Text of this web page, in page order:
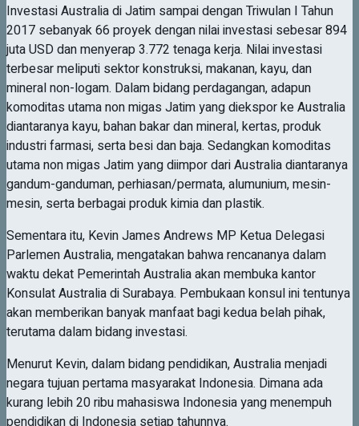
Investasi Australia di Jatim sampai dengan Triwulan I Tahun
2017 sebanyak 66 proyek dengan nilai investasi sebesar 894
juta USD dan menyerap 3.772 tenaga kerja. Nilai investasi
terbesar meliputi sektor konstruksi, makanan, kayu, dan
mineral non-logam. Dalam bidang perdagangan, adapun
komoditas utama non migas Jatim yang diekspor ke Australia
diantaranya kayu, bahan bakar dan mineral, kertas, produk
industri farmasi, serta besi dan baja. Sedangkan komoditas
utama non migas Jatim yang diimpor dari Australia diantaranya
gandum-ganduman, perhiasan/permata, alumunium, mesin-
mesin, serta berbagai produk kimia dan plastik.
Sementara itu, Kevin James Andrews MP Ketua Delegasi
Parlemen Australia, mengatakan bahwa rencananya dalam
waktu dekat Pemerintah Australia akan membuka kantor
Konsulat Australia di Surabaya. Pembukaan konsul ini tentunya
akan memberikan banyak manfaat bagi kedua belah pihak,
terutama dalam bidang investasi.
Menurut Kevin, dalam bidang pendidikan, Australia menjadi
negara tujuan pertama masyarakat Indonesia. Dimana ada
kurang lebih 20 ribu mahasiswa Indonesia yang menempuh
pendidikan di Indonesia setiap tahunnya.